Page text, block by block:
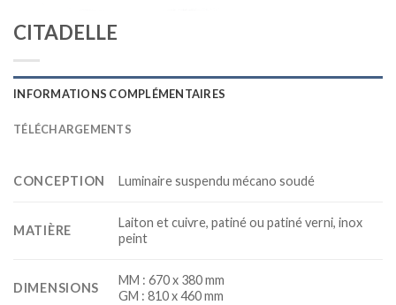
CITADELLE
INFORMATIONS COMPLÉMENTAIRES
TÉLÉCHARGEMENTS
CONCEPTION Luminaire suspendu mécano soudé
MATIÈRE
Laiton et cuivre, patiné ou patiné verni, inox
peint
DIMENSIONS
MM : 670 x 380 mm
GM : 810 x 460 mm